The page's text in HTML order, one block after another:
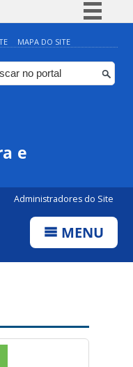
Simplifique!
Comunica BR
Participe
MAPA DO SITE
e
Administradores do Site
MENU